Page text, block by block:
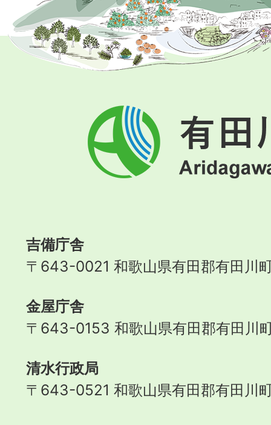
有
田
川
町
吉備庁舎
〒643-0021 和歌山県有田郡有田川
金屋庁舎
〒643-0153 和歌山県有田郡有田川
清水行政局
〒643-0521 和歌山県有田郡有田川